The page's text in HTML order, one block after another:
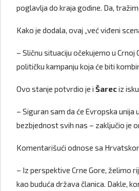
poglavlja do kraja godine. Da,
Kako je dodala, ovaj „već viđeni
– Sličnu situaciju očekujemo u
političku kampanju koja će biti
Ovo stanje potvrdio je i Šareciz
– Siguran sam da će Evropska
bezbjednost svih nas – zaključio je
Komentarišući odnose sa
– Iz perspektive Crne Gore, želimo
kao buduća država članica. Dakle,